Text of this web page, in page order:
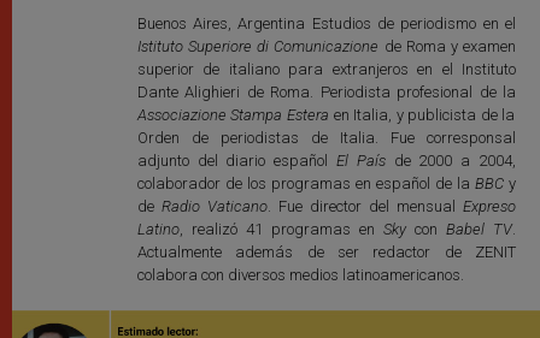
Buenos Aires, Argentina Estudios de periodismo en el
Istituto Superiore di Comunicazione de Roma y examen
superior de italiano para extranjeros en el Instituto
Dante Alighieri de Roma. Periodista profesional de la
Associazione Stampa Estera en Italia, y publicista de la
Orden de periodistas de Italia. Fue corresponsal
adjunto del diario españolEl Paísde 2000 a 2004,
colaborador de los programas en español de la BBCy
de Radio Vaticano. Fue director del mensualExpreso
Latino, realizó 41 programas en Skycon Babel TV.
Actualmente además de ser redactor de ZENIT
colabora con diversos medios latinoamericanos.